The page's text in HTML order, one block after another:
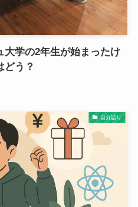
大学の2年生が始まったけ
どう？
自分語り